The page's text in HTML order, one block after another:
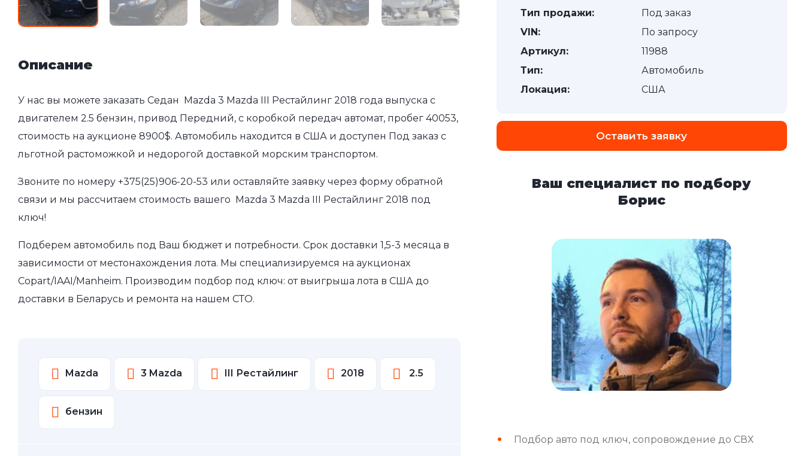
Описание
У нас вы можете заказать Седан Mazda 3 Mazda III Рестайлинг 2018 года выпуска с
двигателем 2.5 бензин, привод Передний, с коробкой передач автомат, пробег 40053,
стоимость на аукционе 8900$. Автомобиль находится в США и доступен Под заказ с
льготной растоможкой и недорогой доставкой морским транспортом.
Звоните по номеру +375(25)906-20-53 или оставляйте заявку через форму обратной
связи и мы рассчитаем стоимость вашего Mazda 3 Mazda III Рестайлинг 2018 под
ключ!
Подберем автомобиль под Ваш бюджет и потребности. Срок доставки 1,5-3 месяца в
зависимости от местонахождения лота. Мы специализируемся на аукционах
Copart/IAAI/Manheim. Производим подбор под ключ: от выигрыша лота в США до
доставки в Беларусь и ремонта на нашем СТО.
Mazda 3 Mazda III Рестайлинг 2018 2.5
бензин
Тип продажи:
Под заказ
VIN:
По запросу
Артикул:
11988
Тип:
Автомобиль
Локация:
США
Оставить заявку
Ваш специалист по подбору
Борис
Подбор авто под ключ, сопровождение до СВХ